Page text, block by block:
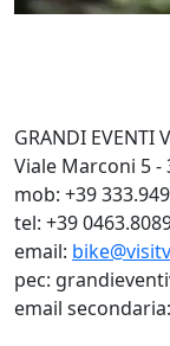
GRANDI EVENTI
Viale Marconi 5 -
mob: +39
tel: +39
email:
pec:
email